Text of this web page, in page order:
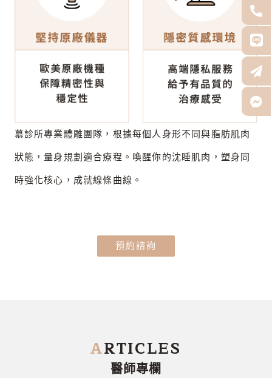
慕診所專業體雕團隊，根據每個人身形不同與脂肪肌肉
狀態，量身規劃適合療程。喚醒你的沈睡肌肉，塑身同
時強化核心，成就線條曲線。
預約諮詢
ARTICLES
醫師專欄